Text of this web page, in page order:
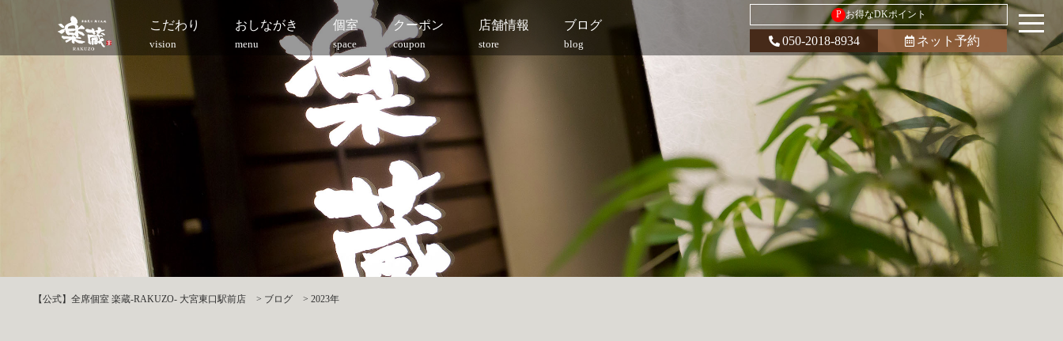
こだわり
vision
おしながき
menu
個室
space
クーポン
coupon
店舗情報
store
ブログ
blog
P お得なDKポイント
050-2018-8934 ネット予約
【公式】全席個室 楽蔵‐RAKUZO‐ 大宮東口駅前店 > ブログ > 2023年